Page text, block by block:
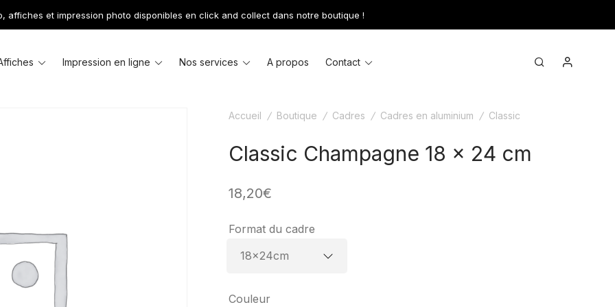
affiches et impression photo disponibles en click and collect dans notre boutique !
ToggleImpression en ligne
ToggleNos services
ToggleA propos Contact
Toggle
Search
Accueil / Boutique / Cadres / Cadres en aluminium / Classic
Classic Champagne 18 x 24 cm
18,20€
Format du cadre
Couleur